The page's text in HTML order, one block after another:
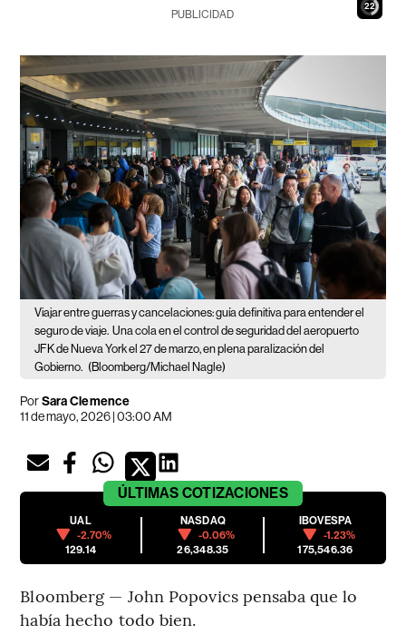
21
PUBLICIDAD
Viajar entre guerras y cancelaciones: guía definitiva para entender el
seguro de viaje. Una cola en el control de seguridad del aeropuerto
JFK de Nueva York el 27 de marzo, en plena paralización del
Gobierno. (Bloomberg/Michael Nagle)
PorSara Clemence
11 de mayo, 2026 | 03:00 AM
ÚLTIMAS COTIZACIONES
UAL
-2.70%
129.14
NASDAQ
-0.06%
26,348.35
IBOVESPA
-1.23%
175,546.36
Bloomberg — John Popovics pensaba que lo
había hecho todo bien.